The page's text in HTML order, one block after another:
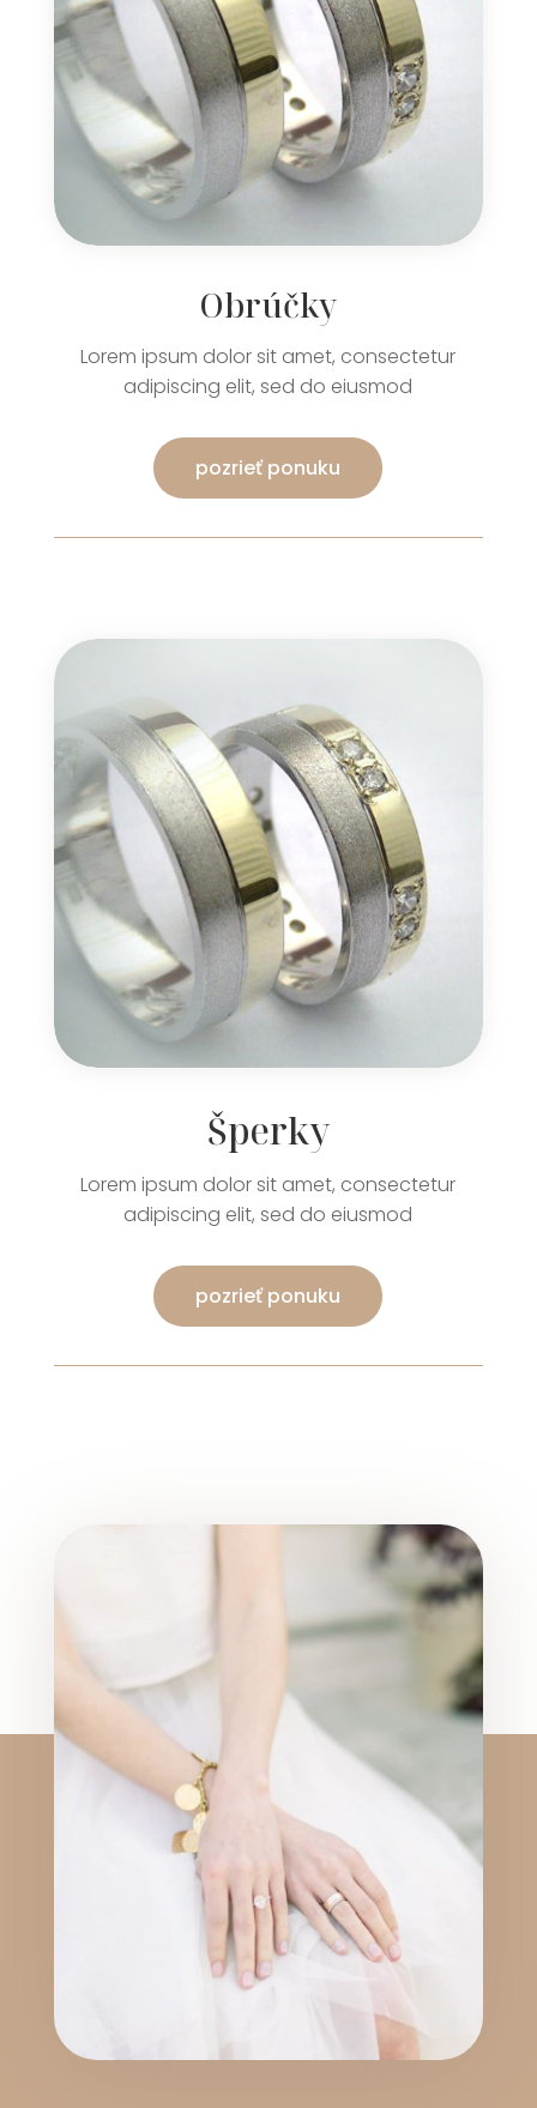
Obrúčky
Lorem ipsum dolor sit amet, consectetur
adipiscing elit, sed do eiusmod
pozrieť ponuku
Šperky
Lorem ipsum dolor sit amet, consectetur
adipiscing elit, sed do eiusmod
pozrieť ponuku